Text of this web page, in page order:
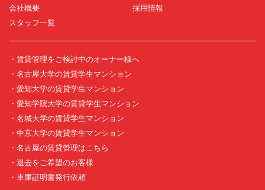
会社概要
採用情報
スタッフ一覧
・賃貸管理をご検討中のオーナー様へ
・名古屋大学の賃貸学生マンション
・愛知大学の賃貸学生マンション
・愛知学院大学の賃貸学生マンション
・名城大学の賃貸学生マンション
・中京大学の賃貸学生マンション
・名古屋の賃貸管理はこちら
・退去をご希望のお客様
・車庫証明書発行依頼